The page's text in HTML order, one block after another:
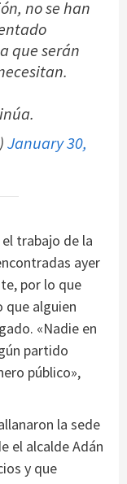
no se han
que serán
January 30,
trabajo de la
ayer
por lo que
que alguien
«Nadie en
partido
público»,
la sede
el alcalde Adán
y que